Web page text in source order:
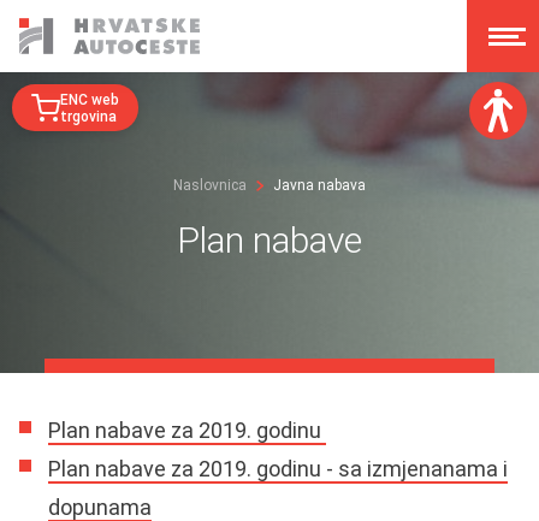
Veličina fonta:
ENC web
trgovina
Naslovnica Javna nabava
Plan nabave
Plan nabave za 2019. godinu
Plan nabave za 2019. godinu - sa izmjenanama i
dopunama